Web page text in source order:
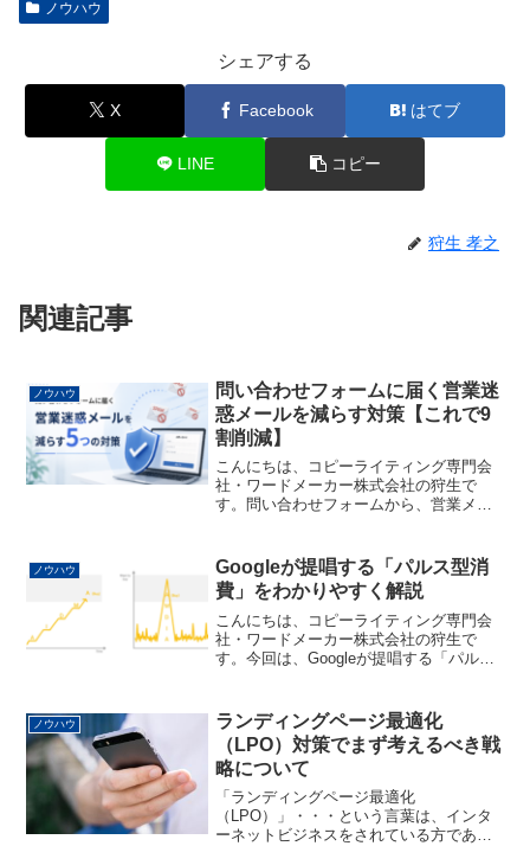
ノウハウ
シェアする
X Facebook はてブ
LINE コピー
狩生 孝之
関連記事
ノウハウ
問い合わせフォームに届く営業迷
惑メールを減らす対策【これで9
割削減】
こんにちは、コピーライティング専門会
社・ワードメーカー株式会社の狩生で
す。問い合わせフォームから、営業メー
本来のお問い合わせではなく、営業目的
のメールがフォームから送ら...
ノウハウ
Googleが提唱する「パルス型消
費」をわかりやすく解説
こんにちは、コピーライティング専門会
社・ワードメーカー株式会社の狩生で
す。今回は、Googleが提唱する「パルス
は、ある瞬間に突発的に「欲しい！」と
いう感情が生まれ、すぐ...
ノウハウ
ランディングページ最適化
（LPO）対策でまず考えるべき戦
略について
「ランディングページ最適化
（LPO）」・・・という言葉は、インタ
ーネットビジネスをされている方であれ